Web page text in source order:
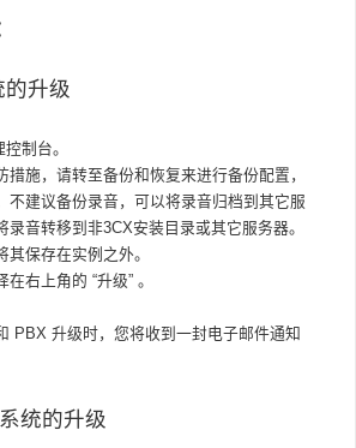
的升级
制台。
措施，请转至备份和恢复来进行备份配置，
不建议备份录音，可以将录音归档到其它服
录音转移到非3CX安装目录或其它服务器。
其保存在实例之外。
在右上角的 “升级” 。
PBX 升级时，您将收到一封电子邮件通知
统的升级